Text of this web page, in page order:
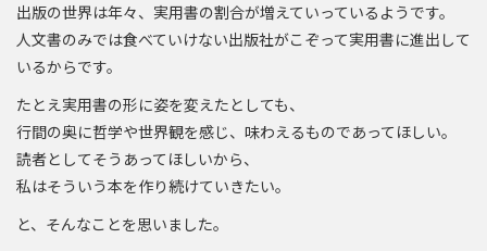
出版の世界は年々、実用書の割合が増えていっているようです。
人文書のみでは食べていけない出版社がこぞって実用書に進出して
いるからです。
たとえ実用書の形に姿を変えたとしても、
行間の奥に哲学や世界観を感じ、味わえるものであってほしい。
読者としてそうあってほしいから、
私はそういう本を作り続けていきたい。
と、そんなことを思いました。